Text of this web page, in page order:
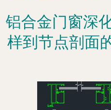
铝合金门窗深
样到节点剖面